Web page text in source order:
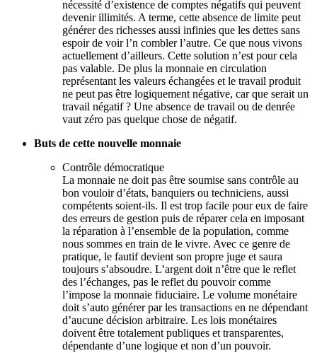
nécessité d’existence de comptes négatifs qui peuvent
devenir illimités. A terme, cette absence de limite peut
générer des richesses aussi infinies que les dettes sans
espoir de voir l’n combler l’autre. Ce que nous vivons
actuellement d’ailleurs. Cette solution n’est pour cela
pas valable. De plus la monnaie en circulation
représentant les valeurs échangées et le travail produit
ne peut pas être logiquement négative, car que serait un
travail négatif ? Une absence de travail ou de denrée
vaut zéro pas quelque chose de négatif.
Buts de cette nouvelle monnaie
Contrôle démocratique
La monnaie ne doit pas être soumise sans contrôle au
bon vouloir d’états, banquiers ou techniciens, aussi
compétents soient-ils. Il est trop facile pour eux de faire
des erreurs de gestion puis de réparer cela en imposant
la réparation à l’ensemble de la population, comme
nous sommes en train de le vivre. Avec ce genre de
pratique, le fautif devient son propre juge et saura
toujours s’absoudre. L’argent doit n’être que le reflet
des l’échanges, pas le reflet du pouvoir comme
l’impose la monnaie fiduciaire. Le volume monétaire
doit s’auto générer par les transactions en ne dépendant
d’aucune décision arbitraire. Les lois monétaires
doivent être totalement publiques et transparentes,
dépendante d’une logique et non d’un pouvoir.